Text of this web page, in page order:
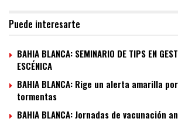
Puede interesarte
BAHIA BLANCA: SEMINARIO DE TIPS EN
ESCÉNICA
BAHIA BLANCA: Rige un alerta amarilla
tormentas
BAHIA BLANCA: Jornadas de vacunación